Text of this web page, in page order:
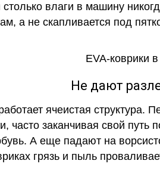
столько влаги в машину
а не скапливается под
Не дают
ячеистая структура.
часто заканчивая свой
А еще падают на
грязь и пыль